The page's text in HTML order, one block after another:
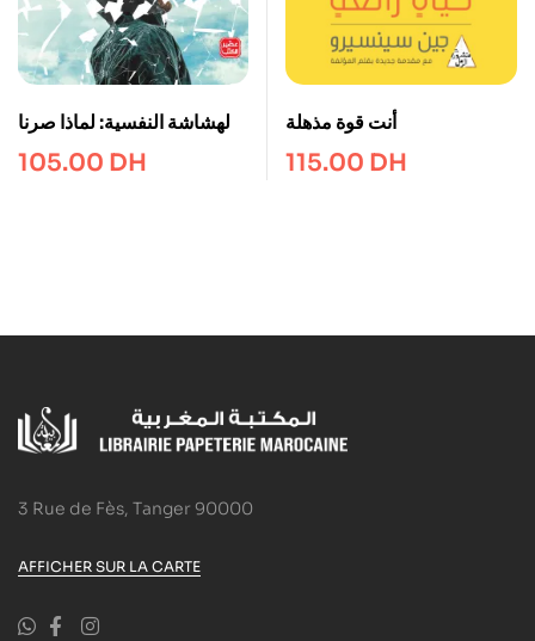
الهشاشة النفسية: لماذا صرنا
أضعف وأكثر عرضة للكسر
105.00 DH
أنت قوة مذهلة
115.00 DH
3 Rue de Fès, Tanger 90000
AFFICHER SUR LA CARTE